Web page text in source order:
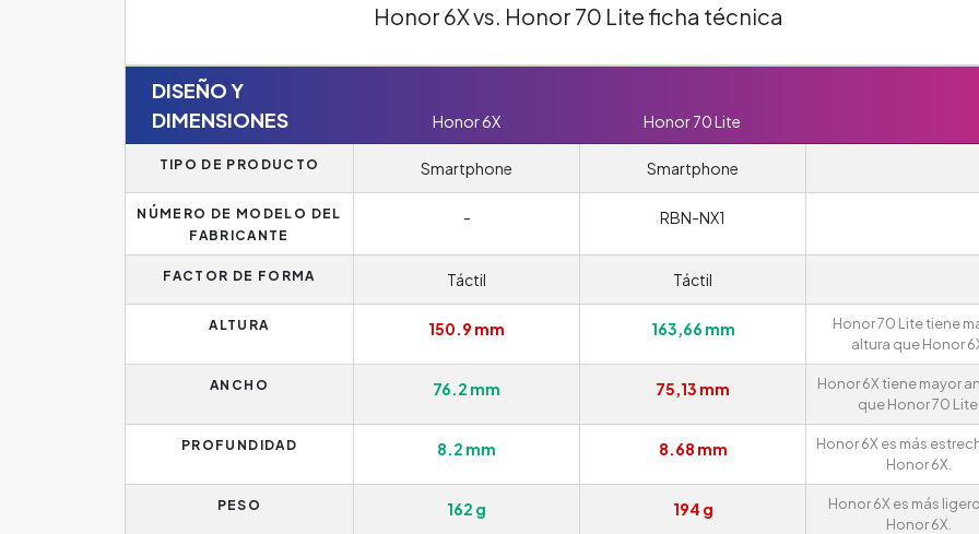
Honor 6X vs. Honor 70 Lite ficha técnica
DISEÑO Y
DIMENSIONES
Honor 6X Honor 70 Lite
TIPO DE PRODUCTO Smartphone Smartphone
NÚMERO DE MODELO DEL
FABRICANTE
- RBN-NX1
FACTOR DE FORMA Táctil Táctil
ALTURA 150.9 mm 163,66 mm
Honor 70 Lite tiene
altura que Honor
ANCHO 76.2 mm 75,13 mm
Honor 6X tiene mayor
que Honor 70 Lite.
PROFUNDIDAD 8.2 mm 8.68 mm
Honor 6X es más
Honor 6X.
PESO 162 g 194 g
Honor 6X es más
Honor 6X.